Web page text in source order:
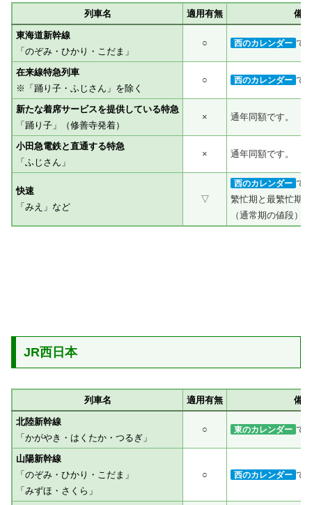
列車名 適用有無 備考
東海道新幹線
「のぞみ・ひかり・こだま」
○ 西のカレンダー で
在来線特急列車
※「踊り子・ふじさん」を除く
○ 西のカレンダー で
新たな着席サービスを提供している特急
「踊り子」（修善寺発着）
× 通年同額です。
小田急電鉄と直通する特急
「ふじさん」
× 通年同額です。
快速
「みえ」など
▽
西のカレンダー で
繁忙期と最繁忙期
（通常期の値段）
JR西日本
列車名 適用有無 備考
北陸新幹線
「かがやき・はくたか・つるぎ」
○ 東のカレンダー で
山陽新幹線
「のぞみ・ひかり・こだま」
「みずほ・さくら」
○ 西のカレンダー で